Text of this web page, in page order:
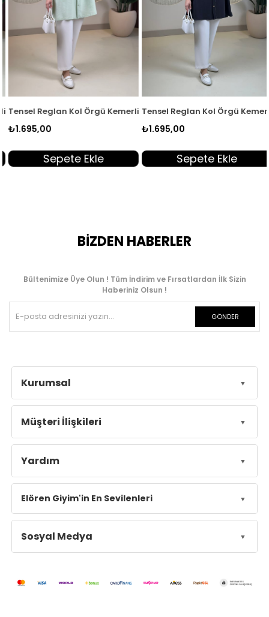
Tunik Acı Kahve EYL 2172
Tensel Reglan Kol Örgü Kemerli Kadın Tunik Yeşil EYL 2172
₺1.695,00
Sepete Ekle
Tensel Reglan Kol Örgü Kemerli
₺1.695,00
Sepete Ekle
BİZDEN HABERLER
Bültenimize Üye Olun ! Tüm İndirim ve Fırsatlardan İlk Sizin
Haberiniz Olsun !
GÖNDER
Kurumsal
Müşteri İlişkileri
Yardım
Elören Giyim'in En Sevilenleri
Sosyal Medya